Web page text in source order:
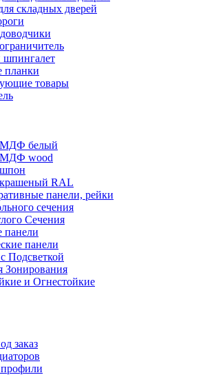
складных дверей
шпингалет
планки
товары
МДФ белый
wood
RAL
панели, рейки
сечения
Сечения
панели
панели
Подсветкой
Зонирования
и Огнестойкие
заказ